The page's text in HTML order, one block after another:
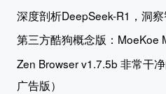
深度剖析DeepSeek-R1，洞
第三方酷狗概念版：MoeKoe
Zen Browser v1.7.5b 非常干
广告版）